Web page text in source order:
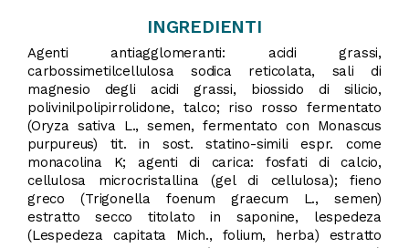
INGREDIENTI
Agenti antiagglomeranti: acidi grassi,
carbossimetilcellulosa sodica reticolata, sali di
magnesio degli acidi grassi, biossido di silicio,
polivinilpolipirrolidone, talco; riso rosso fermentato
(Oryza sativa L., semen, fermentato con Monascus
purpureus) tit. in sost. statino-simili espr. come
monacolina K; agenti di carica: fosfati di calcio,
cellulosa microcristallina (gel di cellulosa); fieno
greco (Trigonella foenum graecum L., semen)
estratto secco titolato in saponine, lespedeza
(Lespedeza capitata Mich., folium, herba) estratto